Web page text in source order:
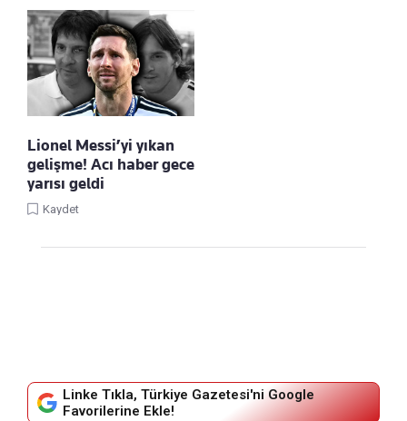
Lionel Messi’yi yıkan
gelişme! Acı haber gece
yarısı geldi
Kaydet
Linke Tıkla, Türkiye Gazetesi'ni Google
Favorilerine Ekle!